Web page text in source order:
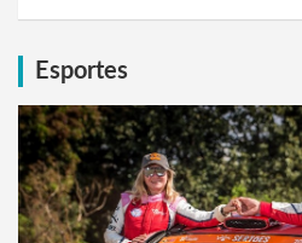
Esportes